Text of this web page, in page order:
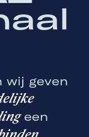
wij geven
een